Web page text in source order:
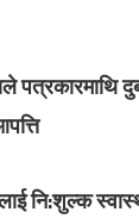
पत्रकारमाथि
नि:शुल्क